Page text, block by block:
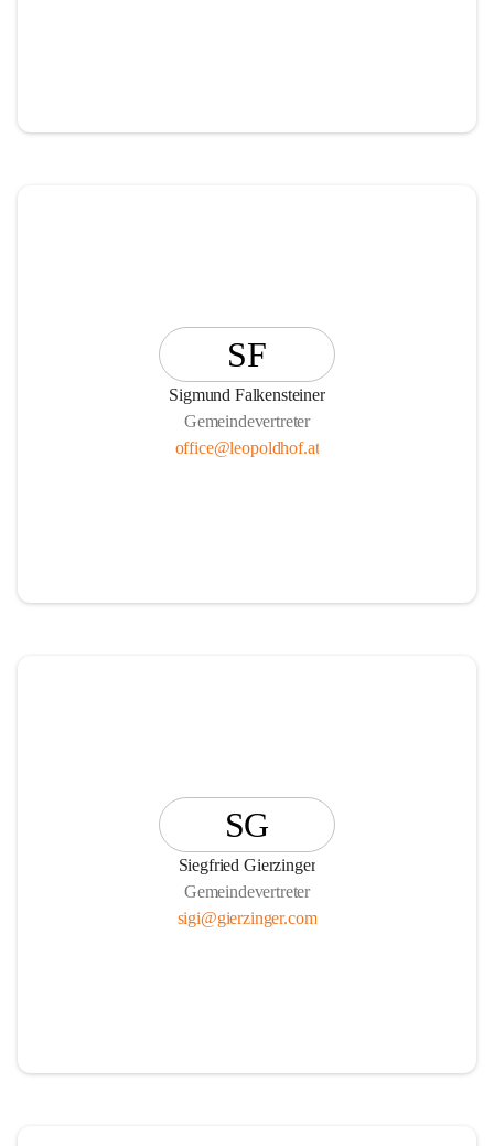
SF
Sigmund Falkensteiner
Gemeindevertreter
office@leopoldhof.at
SG
Siegfried Gierzinger
Gemeindevertreter
sigi@gierzinger.com